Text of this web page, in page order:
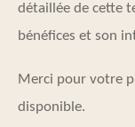
détaillée de cette
bénéfices et son
Merci pour votre
disponible.